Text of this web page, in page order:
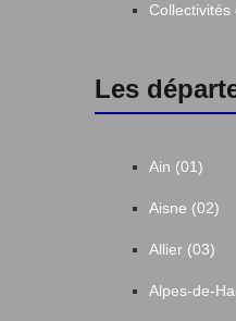
Les
Ain (01)
Aisne (02)
Allier (03)
Alpes-de-